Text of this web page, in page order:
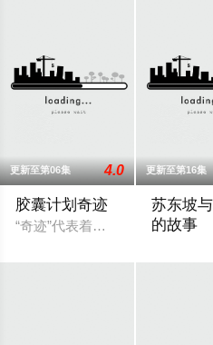
更新至第06集 4.0
胶囊计划奇迹
“奇迹”代表着超越常规、突破限
更新至第16集
苏东坡
的故事